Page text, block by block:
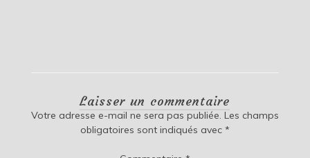
Laisser un commentaire
Votre adresse e-mail ne sera pas publiée. Les champs
obligatoires sont indiqués avec *